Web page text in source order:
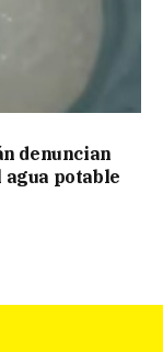
denuncian
agua potable